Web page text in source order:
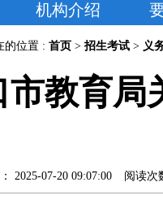
机构介绍
的位置 : 首页 > 招生考试 > 义
市教育局
2025-07-20 09:07:00 阅读次